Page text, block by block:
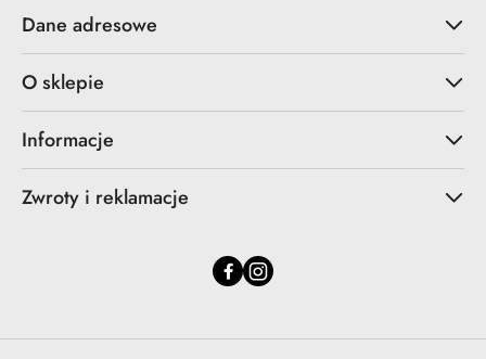
Dane adresowe
O sklepie
Informacje
Zwroty i reklamacje